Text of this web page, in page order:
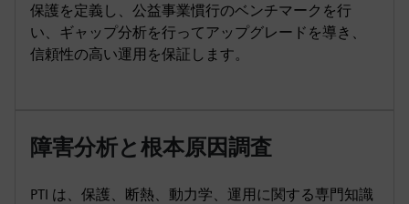
保護を定義し、公益事業慣行のベンチマークを行
い、ギャップ分析を行ってアップグレードを導き、
信頼性の高い運用を保証します。
障害分析と根本原因調査
PTI は、保護、断熱、動力学、運用に関する専門知識